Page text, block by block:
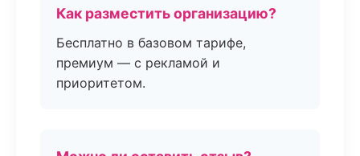
Как разместить организацию?
Бесплатно в базовом тарифе,
премиум — с рекламой и
приоритетом.